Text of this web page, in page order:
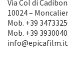
Via Col di
10024 –
Mob. +39
Mob. +39
info@epicafilm.it